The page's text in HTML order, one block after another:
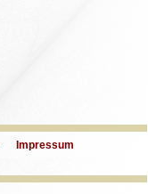
Impressum